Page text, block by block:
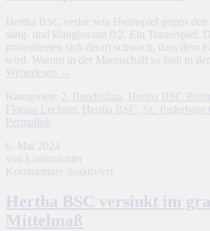
Hertha BSC verlor sein Heimspiel gegen
sang- und klanglos mit 0:2. Ein Trauerspiel.
präsentierten sich derart schwach, dass dem
wird. Warum in der Mannschaft so früh in
Weiterlesen →
Kategorien: 2. Bundesliga, Hertha BSC
Florian Lechner , Hertha BSC , SC Paderborn
Permalink
6. Mai 2024
von Linienrichter
Kommentare deaktiviert
BSC
versinkt
Hertha BSC versinkt im
Mittelmaß